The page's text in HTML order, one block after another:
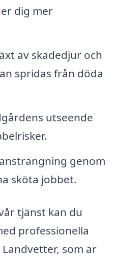
dig mer
av skadedjur och
spridas från döda
utseende
genom
sköta jobbet.
tjänst kan du
professionella
som är